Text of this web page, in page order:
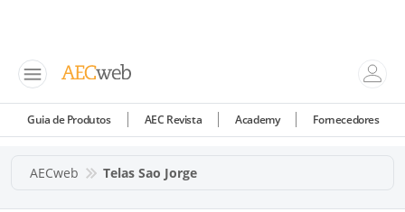
Guia de Produtos AEC Revista Academy Fornecedores
AECweb Telas Sao Jorge